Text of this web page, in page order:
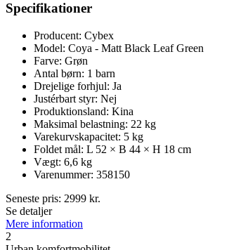
Specifikationer
Producent: Cybex
Model: Coya - Matt Black Leaf Green
Farve: Grøn
Antal børn: 1 barn
Drejelige forhjul: Ja
Justérbart styr: Nej
Produktionsland: Kina
Maksimal belastning: 22 kg
Varekurvskapacitet: 5 kg
Foldet mål: L 52 × B 44 × H 18 cm
Vægt: 6,6 kg
Varenummer: 358150
Seneste pris: 2999 kr.
Se detaljer
Mere information
2